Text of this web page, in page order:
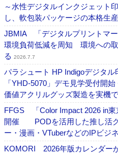
～水性デジタルインクジェット
し、軟包装パッケージの本格生
JBMIA 「デジタルプリントマ
環境負荷低減を周知 環境への
る 2026.7.7
パラシュート HP Indigoデジタ
「YHD-5070」デモ見学受付開
価値アクリルグッズ製造を実機
FFGS 「Color Impact 2026 in東
開催 PODを活用した推し活グ
ー・漫画・VTuberなどのIPビジ
KOMORI 2026年版カレンダー